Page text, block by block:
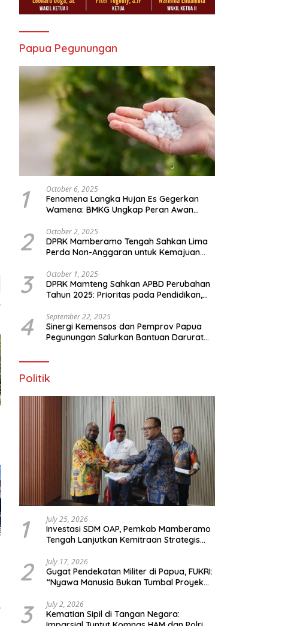
Papua Pegunungan
1 October 6, 2025
Fenomena Langka Hujan Es Gegerkan
Wamena: BMKG Ungkap Peran Awan
Ekstrem Peralihan Musim
2 October 2, 2025
DPRK Mamberamo Tengah Sahkan Lima
Perda Non-Anggaran untuk Kemajuan
3 October 1, 2025
DPRK Mamteng Sahkan APBD Perubahan
Tahun 2025: Prioritas pada Pendidikan,
4 September 22, 2025
Sinergi Kemensos dan Pemprov Papua
Pegunungan Salurkan Bantuan Darurat
Politik
1 July 25, 2026
Investasi SDM OAP, Pemkab Mamberamo
Tengah Lanjutkan Kemitraan Strategis
2 July 17, 2026
Gugat Pendekatan Militer di Papua, FUKRI:
“Nyawa Manusia Bukan Tumbal Proyek
3 July 2, 2026
Kematian Sipil di Tangan Negara: